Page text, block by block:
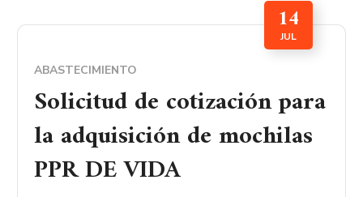
14
JUL
ABASTECIMIENTO
Solicitud de cotización para
la adquisición de mochilas
PPR DE VIDA